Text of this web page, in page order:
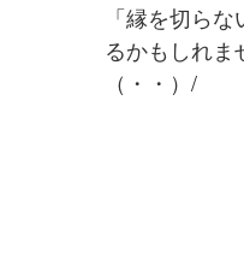
「縁を切ら
るかもしれ
（・・）/